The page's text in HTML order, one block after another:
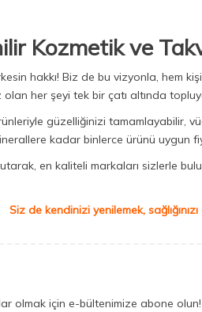
Kozmetik ve
hakkı! Biz de bu vizyonla, hem
her şeyi tek bir çatı altında
güzelliğinizi tamamlayabilir,
kadar binlerce ürünü uygun
en kaliteli markaları sizlerle
Siz de kendinizi yenilemek,
olmak için e-bültenimize abone olun!